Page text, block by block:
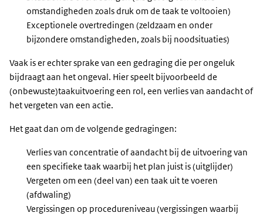
omstandigheden zoals druk om de taak te voltooien)
Exceptionele overtredingen (zeldzaam en onder
bijzondere omstandigheden, zoals bij noodsituaties)
Vaak is er echter sprake van een gedraging die per ongeluk
bijdraagt aan het ongeval. Hier speelt bijvoorbeeld de
(onbewuste)taakuitvoering een rol, een verlies van aandacht of
het vergeten van een actie.
Het gaat dan om de volgende gedragingen:
Verlies van concentratie of aandacht bij de uitvoering van
een specifieke taak waarbij het plan juist is (uitglijder)
Vergeten om een (deel van) een taak uit te voeren
(afdwaling)
Vergissingen op procedureniveau (vergissingen waarbij